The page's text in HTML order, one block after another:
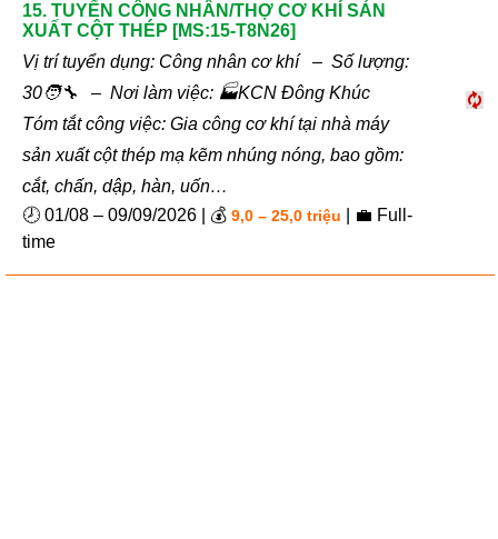
15. TUYỂN CÔNG NHÂN/THỢ CƠ KHÍ SẢN
XUẤT CỘT THÉP [MS:15-T8N26]
Vị trí tuyển dụng: Công nhân cơ khí – Số lượng:
30🧑‍🔧 – Nơi làm việc: 🏭KCN Đông Khúc
Tóm tắt công việc: Gia công cơ khí tại nhà máy
sản xuất cột thép mạ kẽm nhúng nóng, bao gồm:
cắt, chấn, dập, hàn, uốn…
🕗 01/08 – 09/09/2026 | 💰9,0 – 25,0 triệu
| 💼 Full-
time